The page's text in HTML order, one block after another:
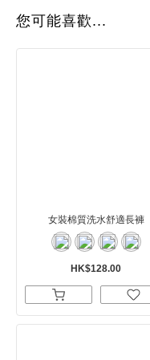
您可能喜歡...
女裝棉質洗水舒適長褲
HK$128.00